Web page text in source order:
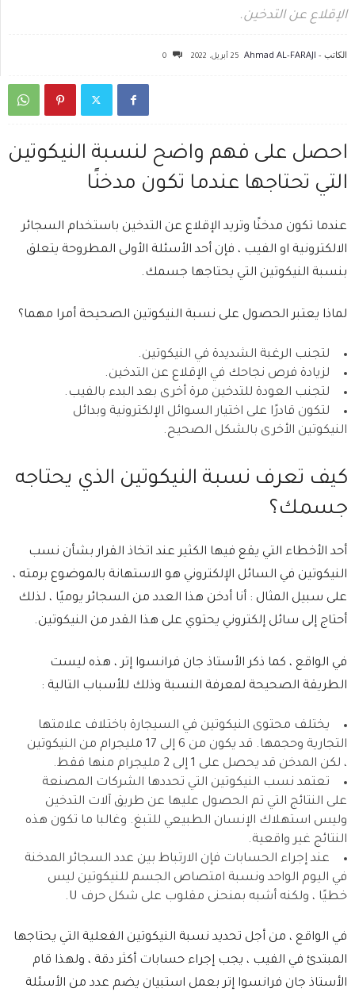
الإقلاع عن التدخين.
الكاتب - Ahmad AL-FARAJI 25 أبريل، 2022 0
احصل على فهم واضح لنسبة النيكوتين
التي تحتاجها عندما تكون مدخنًا
عندما تكون مدخنًا وتريد الإقلاع عن التدخين باستخدام السجائر
الالكترونية او الفيب ، فإن أحد الأسئلة الأولى المطروحة يتعلق
بنسبة النيكوتين التي يحتاجها جسمك.
لماذا يعتبر الحصول على نسبة النيكوتين الصحيحة أمرا مهما؟
لتجنب الرغبة الشديدة في النيكوتين.
لزيادة فرص نجاحك في الإقلاع عن التدخين.
لتجنب العودة للتدخين مرة أخرى بعد البدء بالفيب.
لتكون قادرًا على اختيار السوائل الإلكترونية وبدائل
النيكوتين الأخرى بالشكل الصحيح.
كيف تعرف نسبة النيكوتين الذي يحتاجه
جسمك؟
أحد الأخطاء التي يقع فيها الكثير عند اتخاذ القرار بشأن نسب
النيكوتين في السائل الإلكتروني هو الاستهانة بالموضوع برمته ،
على سبيل المثال : أنا أدخن هذا العدد من السجائر يوميًا ، لذلك
أحتاج إلى سائل إلكتروني يحتوي على هذا القدر من النيكوتين.
في الواقع ، كما ذكر الأستاذ جان فرانسوا إتر ، هذه ليست
الطريقة الصحيحة لمعرفة النسبة وذلك للأسباب التالية :
يختلف محتوى النيكوتين في السيجارة باختلاف علامتها
التجارية وحجمها. قد يكون من 6 إلى 17 مليجرام من النيكوتين
، لكن المدخن قد يحصل على 1 إلى 2 مليجرام منها فقط.
تعتمد نسب النيكوتين التي تحددها الشركات المصنعة
على النتائج التي تم الحصول عليها عن طريق آلات التدخين
وليس استهلاك الإنسان الطبيعي للتبغ. وغالبا ما تكون هذه
النتائج غير واقعية.
عند إجراء الحسابات فإن الارتباط بين عدد السجائر المدخنة
في اليوم الواحد ونسبة امتصاص الجسم للنيكوتين ليس
خطيًا ، ولكنه أشبه بمنحنى مقلوب على شكل حرف U.
في الواقع ، من أجل تحديد نسبة النيكوتين الفعلية التي يحتاجها
المبتدئ في الفيب ، يجب إجراء حسابات أكثر دقة ، ولهذا قام
الأستاذ جان فرانسوا إتر بعمل استبيان يضم عدد من الأسئلة